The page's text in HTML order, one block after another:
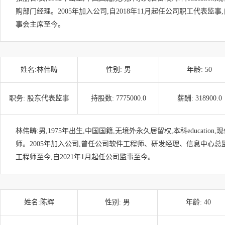
购部门经理。2005年加入公司,自2018年11月起任公司职工代表监事
事会主席至今。
姓名:林伟畴 性别: 男 年龄: 50
职务: 股东代表监事 持股数: 7775000.0 薪酬: 318900.0
林伟畴:男,1975年出生,中国国籍,无境外永久居留权,本科education,
师。2005年加入公司,曾任公司软件工程师、研发经理、信息中心总
工程师至今,自2021年1月起任公司监事至今。
姓名: 陈辉 性别: 男 年龄: 40